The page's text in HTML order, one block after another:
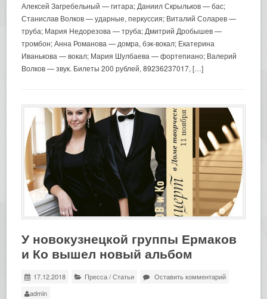
Алексей Загребельный — гитара; Даниил Скрыльков — бас;
Станислав Волков — ударные, перкуссия; Виталий Соларев —
труба; Мария Недорезова — труба; Дмитрий Дробышев —
тромбон; Анна Романова — домра, бэк-вокал; Екатерина
Иванькова — вокал; Мария Шулбаева — фортепиано; Валерий
Волков — звук. Билеты 200 рублей, 89236237017, […]
У новокузнецкой группы Ермаков
и Ко вышел новый альбом
17.12.2018 Пресса/Статьи
Оставить комментарий
admin